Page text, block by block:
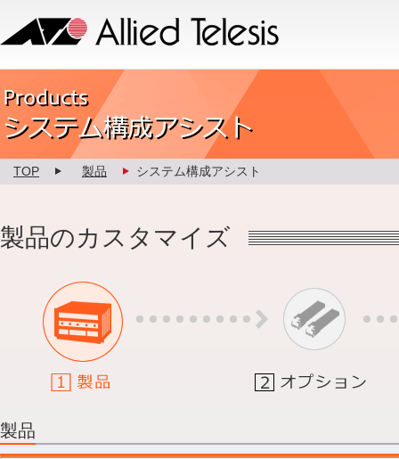
Product カスタマイズ
TOP 製品 システム構成アシスト
製品のカスタマイズ
3.保守サービス
4.内容の確認
製品